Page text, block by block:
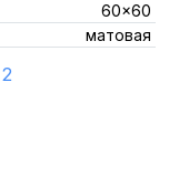
60x60
матовая
2